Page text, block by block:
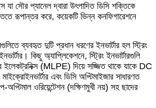
যা সৌর প্যানেল দ্বারা উৎপাদিত ডিসি শক্তিকে
রূপান্তর করে, কয়েকটি ভিন্ন কনফিগারেশনে
ব্যবহৃত দুটি প্রধান ধরণের ইনভার্টার হল স্ট্রিং
কিছু অ্যাপ্লিকেশনে, স্ট্রিং ইনভার্টারগুলি
ইলেকট্রনিক্স (MLPE) দিয়ে সজ্জিত থাকে যাকে DC
এবং ডিসি অপ্টিমাইজার সাধারণত
ওরিয়েন্টেশন (দক্ষিণমুখী নয়) সহ ছাদের